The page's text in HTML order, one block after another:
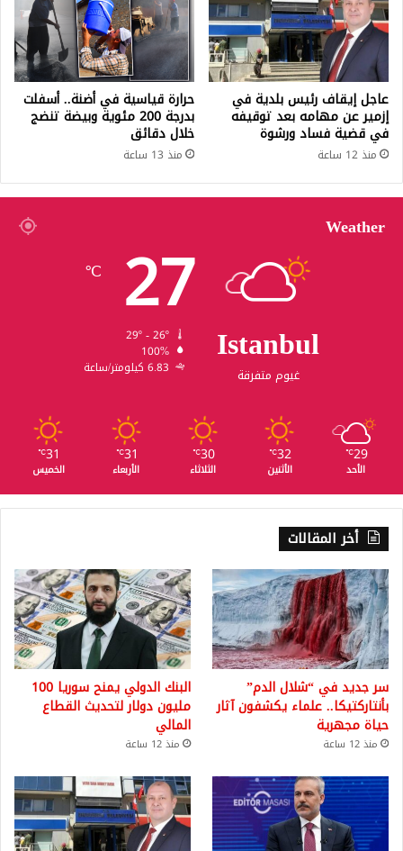
عاجل إيقاف رئيس بلدية في
إزمير عن مهامه بعد توقيفه
في قضية فساد ورشوة
منذ 12 ساعة
حرارة قياسية في أضنة.. أسفلت
بدرجة 200 مئوية وبيضة تنضج
خلال دقائق
منذ 13 ساعة
Weather
Istanbul
غيوم متفرقة
27
℃
100%
6.83 كيلومتر/ساعة
29
℃
الأحد
32
℃
الأثنين
30
℃
الثلاثاء
31
℃
الأربعاء
31
℃
الخميس
أخر المقالات
سر جديد في “شلال الدم”
بأنتاركتيكا.. علماء يكشفون آثار
حياة مجهرية
منذ 12 ساعة
البنك الدولي يمنح سوريا 100
مليون دولار لتحديث القطاع
المالي
منذ 12 ساعة